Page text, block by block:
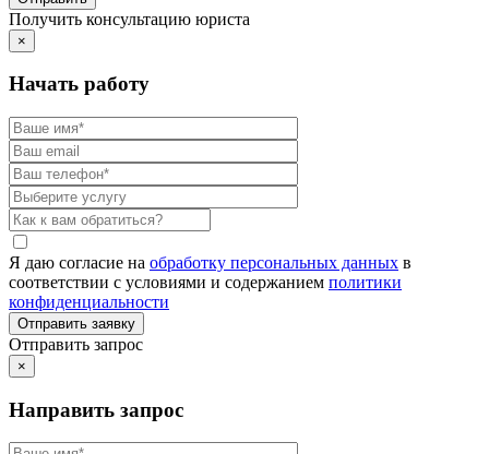
Получить консультацию юриста
×
Начать работу
Я даю согласие на обработку персональных данных в
соответствии с условиями и содержанием политики
конфиденциальности
Отправить запрос
×
Направить запрос